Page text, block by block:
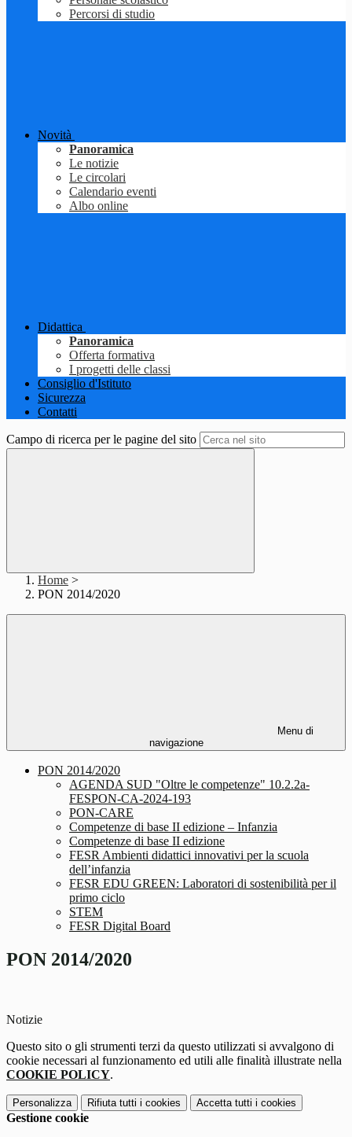
Percorsi di studio
Novità
Panoramica
Le notizie
Le circolari
Calendario eventi
Albo online
Didattica
Panoramica
Offerta formativa
I progetti delle classi
Consiglio d'Istituto
Sicurezza
Contatti
Campo di ricerca per le pagine del sito
Home >
PON 2014/2020
Menu di
navigazione
PON 2014/2020
AGENDA SUD "Oltre le competenze" 10.2.2a-
FESPON-CA-2024-193
PON-CARE
Competenze di base II edizione – Infanzia
Competenze di base II edizione
FESR Ambienti didattici innovativi per la scuola
dell’infanzia
FESR EDU GREEN: Laboratori di sostenibilità per il
primo ciclo
STEM
FESR Digital Board
PON 2014/2020
Notizie
Questo sito o gli strumenti terzi da questo utilizzati si avvalgono di
cookie necessari al funzionamento ed utili alle finalità illustrate nella
COOKIE POLICY.
Personalizza Rifiuta tutti i cookies Accetta tutti i cookies
Gestione cookie